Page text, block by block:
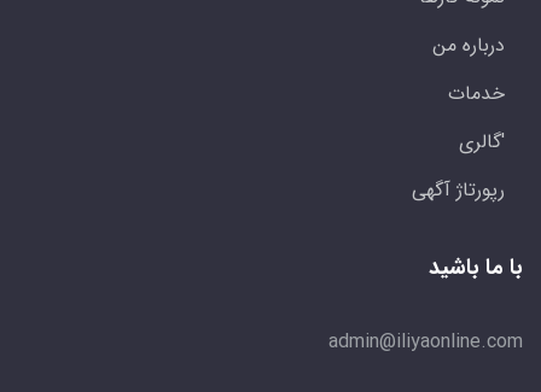
درباره من
خدمات
'گالری
رپورتاژ آگهی
با ما باشید
admin@iliyaonline.com